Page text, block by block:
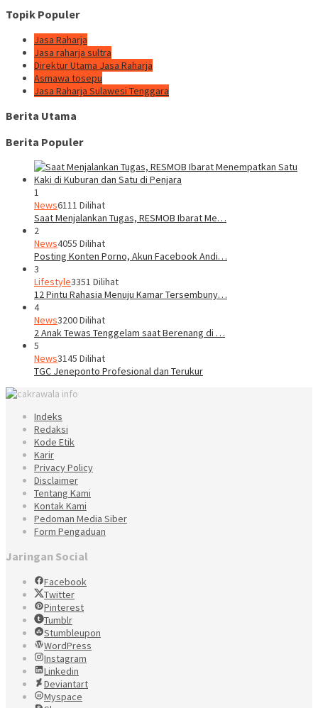
Topik Populer
Jasa Raharja
Jasa raharja sultra
Direktur Utama Jasa Raharja
Asmawa tosepu
Jasa Raharja Sulawesi Tenggara
Berita Utama
Berita Populer
1
News6111 Dilihat
Saat Menjalankan Tugas, RESMOB Ibarat Me…
2
News4055 Dilihat
Posting Konten Porno, Akun Facebook Andi…
3
Lifestyle3351 Dilihat
12 Pintu Rahasia Menuju Kamar Tersembuny…
4
News3200 Dilihat
2 Anak Tewas Tenggelam saat Berenang di …
5
News3145 Dilihat
TGC Jeneponto Profesional dan Terukur
Indeks
Redaksi
Kode Etik
Karir
Privacy Policy
Disclaimer
Tentang Kami
Kontak Kami
Pedoman Media Siber
Form Pengaduan
Jaringan Social
Facebook
Twitter
Pinterest
Tumblr
Stumbleupon
WordPress
Instagram
Linkedin
Deviantart
Myspace